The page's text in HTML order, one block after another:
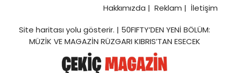
Hakkımızda | Reklam | İletişim
Site haritasıyolu gösterir. | 50FIFTY’DEN YENİ BÖLÜM:
MÜZİK VE MAGAZİN RÜZGARI KIBRIS’TAN ESECEK